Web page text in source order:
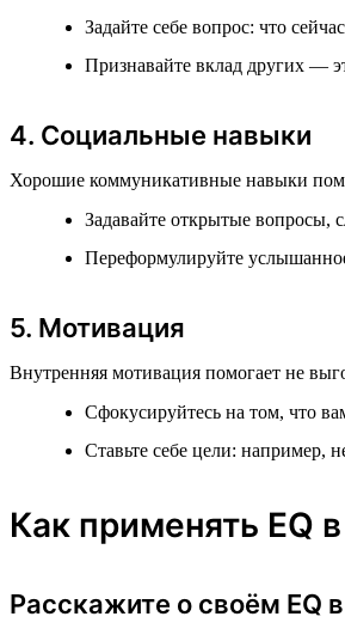
Задайте себе вопрос: что
Признавайте вклад других —
4. Социальные навыки
Хорошие коммуникативные навыки
Задавайте открытые вопросы,
Переформулируйте
5. Мотивация
Внутренняя мотивация помогает не
Сфокусируйтесь на том, что
Ставьте себе цели: например,
Как применять EQ
Расскажите о своём EQ